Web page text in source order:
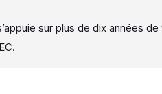
sur plus de dix années de